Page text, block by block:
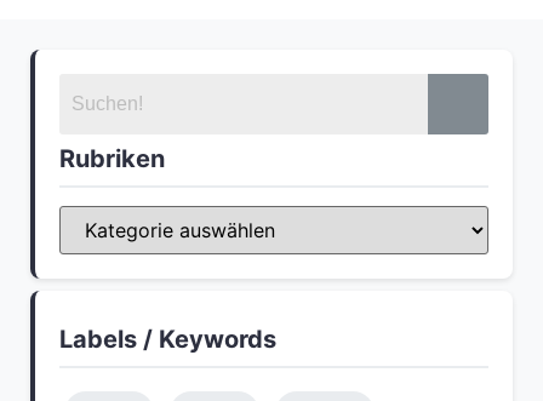
Rubriken
Labels / Keywords